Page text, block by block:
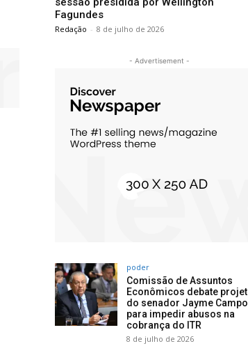
Fagundes
Redação - 8 de julho de 2026
- Advertisement -
poder
Comissão de Assuntos
Econômicos debate
do senador Jayme
para impedir abusos na
cobrança do ITR
8 de julho de 2026